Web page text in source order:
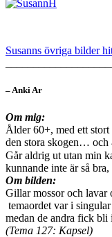
Susanns övriga bilder
– Anki Ar
Om mig:
Ålder 60+, med ett stort
den stora skogen… och
Går aldrig ut utan min
kunnande inte är så
Om bilden:
Gillar mossor och
temaordet var i
medan de andra fick bli
(Tema 127: Kapsel)